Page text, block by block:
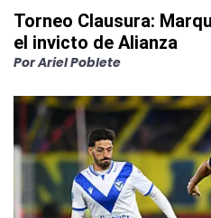
Torneo Clausura:
el invicto de Alianza
PorAriel Poblete